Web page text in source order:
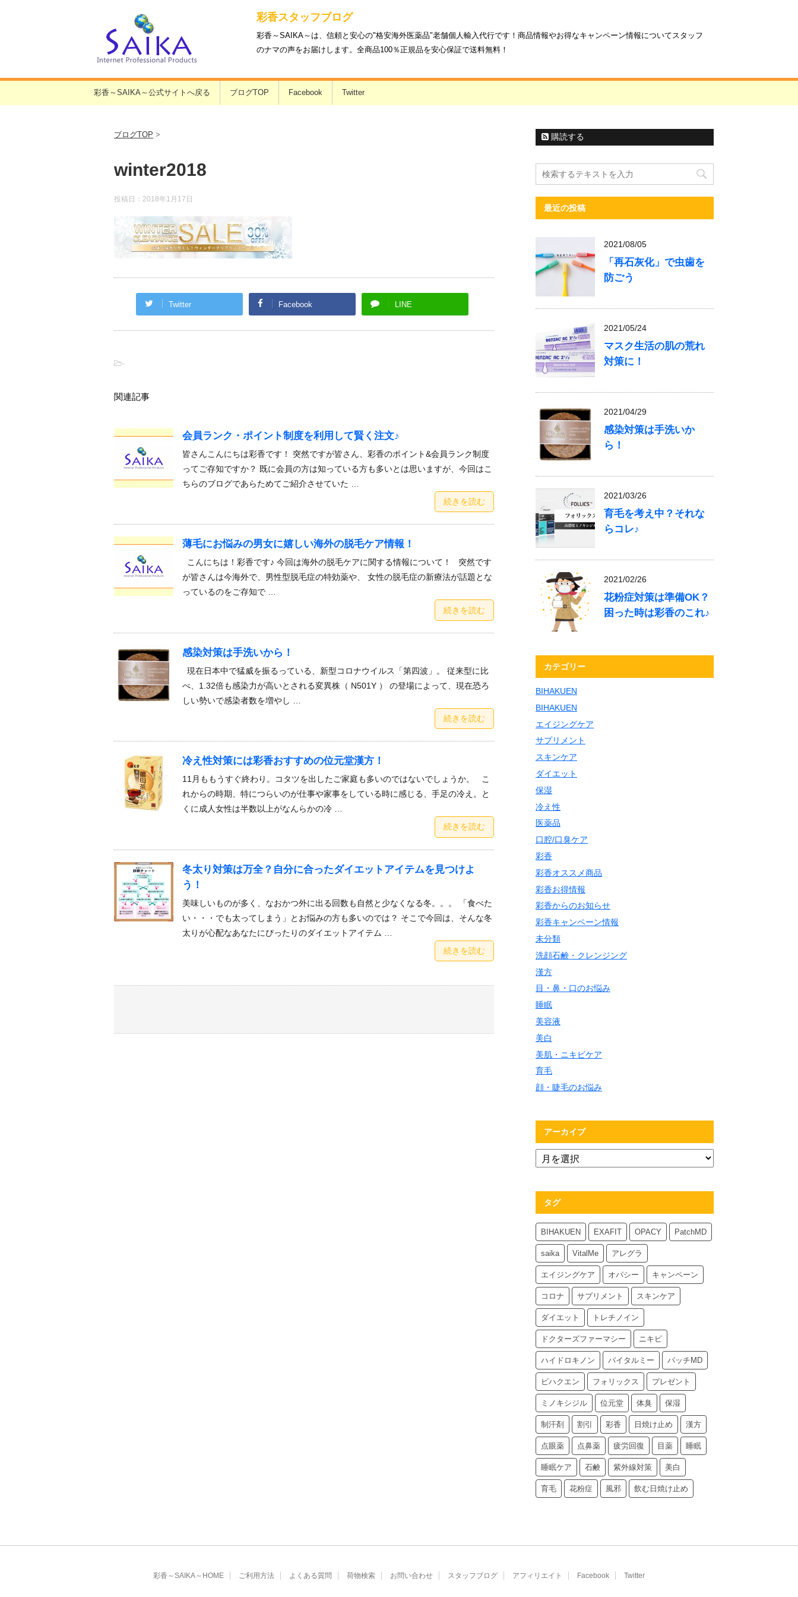
彩香スタッフブログ
彩香～SAIKA～は、信頼と安心の"格安海外医薬品"老舗個人輸入代行です！商品情報やお得なキャンペーン情報についてスタッフ
のナマの声をお届けします。全商品100％正規品を安心保証で送料無料！
彩香～SAIKA～公式サイトへ戻る ブログTOP Facebook Twitter
ブログTOP >
winter2018
投稿日： 2018年1月17日
Twitter Facebook LINE
-
関連記事
会員ランク・ポイント制度を利用して賢く注文♪
皆さんこんにちは彩香です！ 突然ですが皆さん、彩香のポイント&会員ランク制度
ってご存知ですか？ 既に会員の方は知っている方も多いとは思いますが、今回はこ
ちらのブログであらためてご紹介させていた …
続きを読む
薄毛にお悩みの男女に嬉しい海外の脱毛ケア情報！
こんにちは！彩香です♪ 今回は海外の脱毛ケアに関する情報について！ 突然です
が皆さんは今海外で、男性型脱毛症の特効薬や、 女性の脱毛症の新療法が話題とな
っているのをご存知で …
続きを読む
感染対策は手洗いから！
現在日本中で猛威を振るっている、新型コロナウイルス「第四波」。 従来型に比
べ、1.32倍も感染力が高いとされる変異株（ N501Y ） の登場によって、現在恐ろ
しい勢いで感染者数を増やし …
続きを読む
冷え性対策には彩香おすすめの位元堂漢方！
11月ももうすぐ終わり。コタツを出したご家庭も多いのではないでしょうか。 こ
れからの時期、特につらいのが仕事や家事をしている時に感じる、手足の冷え。と
くに成人女性は半数以上がなんらかの冷 …
続きを読む
冬太り対策は万全？自分に合ったダイエットアイテムを見つけよ
う！
美味しいものが多く、なおかつ外に出る回数も自然と少なくなる冬。。。 「食べた
い・・・でも太ってしまう」とお悩みの方も多いのでは？ そこで今回は、そんな冬
太りが心配なあなたにぴったりのダイエットアイテム …
続きを読む
購読する
最近の投稿
2021/08/05
「再石灰化」で虫歯を
防ごう
2021/05/24
マスク生活の肌の荒れ
対策に！
2021/04/29
感染対策は手洗いか
ら！
2021/03/26
育毛を考え中？それな
らコレ♪
2021/02/26
花粉症対策は準備OK？
困った時は彩香のこれ♪
カテゴリー
BIHAKUEN
BIHAKUEN
エイジングケア
サプリメント
スキンケア
ダイエット
保湿
冷え性
医薬品
口腔/口臭ケア
彩香
彩香オススメ商品
彩香お得情報
彩香からのお知らせ
彩香キャンペーン情報
未分類
洗顔石鹸・クレンジング
漢方
目・鼻・口のお悩み
睡眠
美容液
美白
美肌・ニキビケア
育毛
顔・睫毛のお悩み
アーカイブ
タグ
BIHAKUEN EXAFIT OPACY PatchMD
saika VitalMe アレグラ
エイジングケア オパシー キャンペーン
コロナ サプリメント スキンケア
ダイエット トレチノイン
ドクターズファーマシー ニキビ
ハイドロキノン バイタルミー パッチMD
ビハクエン フォリックス プレゼント
ミノキシジル 位元堂 体臭 保湿
制汗剤 割引 彩香 日焼け止め 漢方
点眼薬 点鼻薬 疲労回復 目薬 睡眠
睡眠ケア 石鹸 紫外線対策 美白
育毛 花粉症 風邪 飲む日焼け止め
彩香～SAIKA～HOME ご利用方法 よくある質問 荷物検索 お問い合わせ スタッフブログ アフィリエイト Facebook Twitter